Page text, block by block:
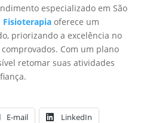
especializado em São
Fisioterapiaoferece um
priorizando a excelência no
Com um plano
retomar suas atividades
E-mail LinkedIn